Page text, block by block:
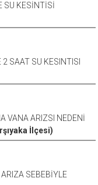
SU KESİNTİSİ
SAAT SU KESINTISI
VANA ARIZSI NEDENİ
İlçesi)
SEBEBİYLE